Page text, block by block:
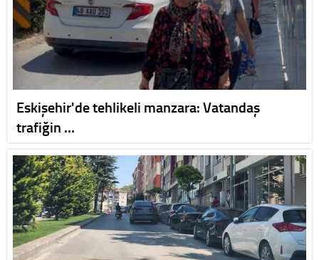
Eskişehir'de tehlikeli manzara: Vatandaş
trafiğin …